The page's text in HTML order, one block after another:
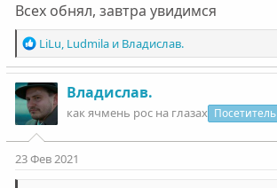
Всех обнял, завтра увидимся
Р
е
а
к
ц
и
и
:
LiLu, Ludmilaи Владислав.
Владислав.
как ячмень рос на глазах Посетитель
23 Фев 2021